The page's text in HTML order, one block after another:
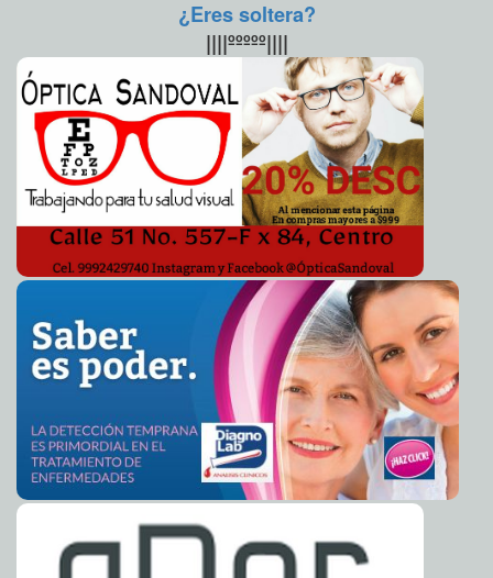
El Papa se queda a vivir en Casa Santa Marta
Diputados respetan los días de guardar
Monforte
2013-03-26 09:11:56 Estudiantes organizan primera gran manifestación en
Chipre Mari Tere Menéndez Monforte
2013-03-26 06:10:04 Congreso creará Comisión Especial para Tinum
2013-03-25 22:55:19 Protestan 600 trabajadores del Incay contra ex
colaboradores de Ivonne A7
2013-03-25 22:53:51 Entre alas y colores: 'Mariposas Sensacionales'
Menéndez Monforte
Natalia Mis Mex, la alcaldesa que no firmó
Menéndez Monforte
Ya está cerrado el carril oriente del paso deprimido A7
2013-03-25 21:58:41 El viernes 29, no habrá recolección de basura en más
de 100 colonias A7
2013-03-25 21:56:47 Vuelven a protestar invasores de tierras de Kanasín Mari
Tere Menéndez Monforte
Murió el fundador de Casa Auais
Mari Tere Menéndez
Monforte
2013-03-25 21:54:23 Ayuntamiento de Mérida, por la unidad de acción A7
2013-03-25 21:53:11 Policía Estatal Coordinada A7
2013-03-25 19:09:51 Nuevos comerciantes formales reconocen que el
Alcalde es cumplidor A7
2013-03-25 19:07:05 Daniel Ávila se gana el aprecio de yaxcabenses
¿Eres soltera?
||||ººººº||||